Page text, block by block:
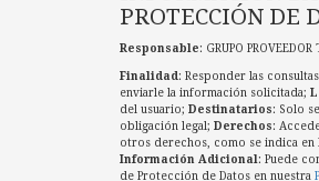
PROTECCIÓN DE
Responsable: GRUPO
Finalidad : Responder las
enviarle la información solicitada;
del usuario; Destinatarios: Solo
obligación legal; Derechos:
otros derechos, como se indica en
Información Adicional : Puede
de Protección de Datos en nuestra